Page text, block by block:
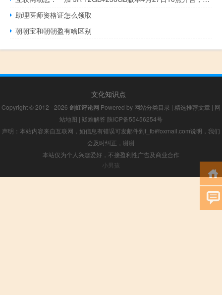
助理医师资格证怎么领取
朝朝宝和朝朝盈有啥区别
文化知识点
Copyright © 2012 - 2026 剑虹评论网 Powered by 网站分类目录 | 精选推荐文章 | 网
站地图 | 疑难解答 陕ICP备55456254号
声明：本站内容来自互联网，如信息有错误可发邮件到f_fb#foxmail.com说明，我们
会及时纠正，谢谢
本站仅为个人兴趣爱好，不接盈利性广告及商业合作
小男孩